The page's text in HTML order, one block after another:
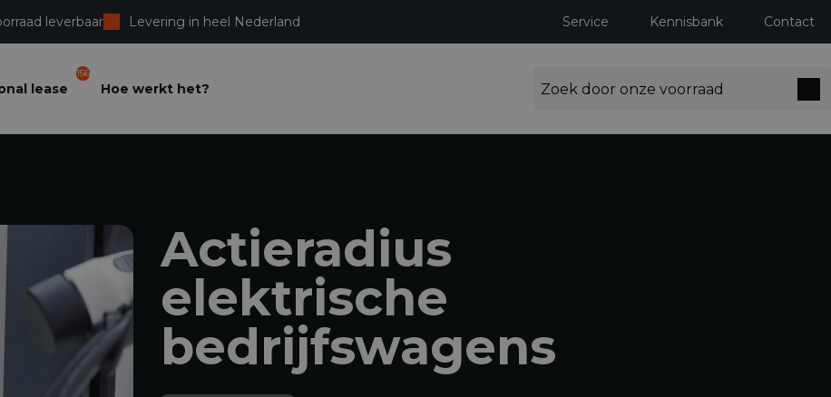
leverbaar Levering in heel Nederland Service Kennisbank Contact
lease
156
Hoe werkt het?
Actieradius
elektrische
bedrijfswagens